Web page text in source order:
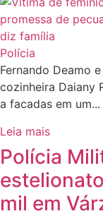
Polícia
Fernando Deamo
cozinheira Daiany
a facadas em um...
Leia mais
Polícia
mil em